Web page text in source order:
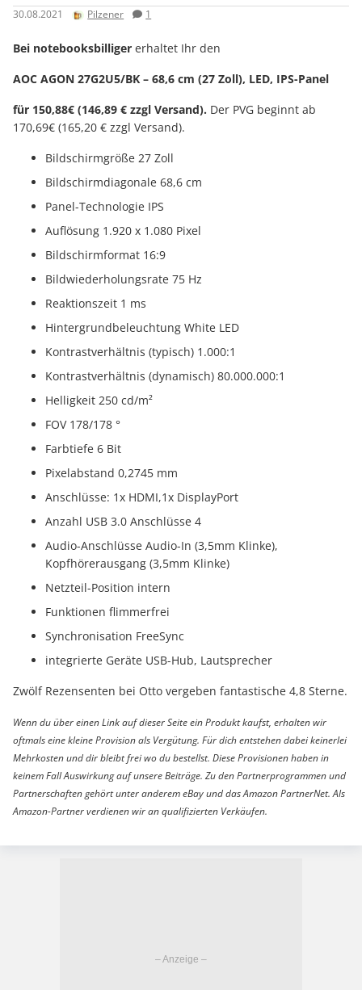
30.08.2021 Pilzener 1
Bei notebooksbilliger erhaltet Ihr den
AOC AGON 27G2U5/BK – 68,6 cm (27 Zoll), LED, IPS-Panel
für 150,88€ (146,89 € zzgl Versand). Der PVG beginnt ab
170,69€ (165,20 € zzgl Versand).
Bildschirmgröße 27 Zoll
Bildschirmdiagonale 68,6 cm
Panel-Technologie IPS
Auflösung 1.920 x 1.080 Pixel
Bildschirmformat 16:9
Bildwiederholungsrate 75 Hz
Reaktionszeit 1 ms
Hintergrundbeleuchtung White LED
Kontrastverhältnis (typisch) 1.000:1
Kontrastverhältnis (dynamisch) 80.000.000:1
Helligkeit 250 cd/m²
FOV 178/178 °
Farbtiefe 6 Bit
Pixelabstand 0,2745 mm
Anschlüsse: 1x HDMI,1x DisplayPort
Anzahl USB 3.0 Anschlüsse 4
Audio-Anschlüsse Audio-In (3,5mm Klinke),
Kopfhörerausgang (3,5mm Klinke)
Netzteil-Position intern
Funktionen flimmerfrei
Synchronisation FreeSync
integrierte Geräte USB-Hub, Lautsprecher
Zwölf Rezensenten bei Otto vergeben fantastische 4,8 Sterne.
Wenn du über einen Link auf dieser Seite ein Produkt kaufst, erhalten wir
oftmals eine kleine Provision als Vergütung. Für dich entstehen dabei keinerlei
Mehrkosten und dir bleibt frei wo du bestellst. Diese Provisionen haben in
keinem Fall Auswirkung auf unsere Beiträge. Zu den Partnerprogrammen und
Partnerschaften gehört unter anderem eBay und das Amazon PartnerNet. Als
Amazon-Partner verdienen wir an qualifizierten Verkäufen.